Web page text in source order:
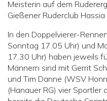
Meisterin auf dem
Gießener Ruderclub
In den Doppelvierer-
Sonntag 17.05 Uhr) und
17.30 Uhr) haben jeweils
Männern sind mit Gerrit
und Tim Danne (WSV
(Hanauer RG) vier Sportler